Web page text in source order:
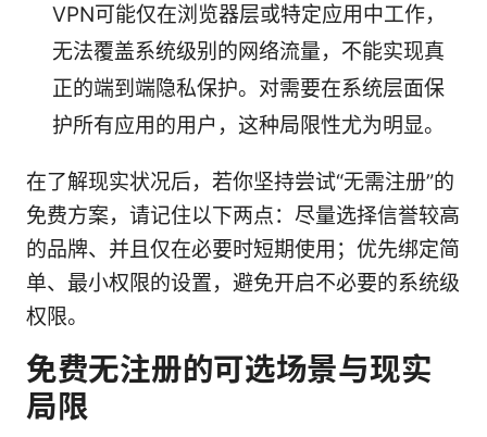
VPN可能仅在浏览器层或特定应用中工作，
无法覆盖系统级别的网络流量，不能实现真
正的端到端隐私保护。对需要在系统层面保
护所有应用的用户，这种局限性尤为明显。
在了解现实状况后，若你坚持尝试“无需注册”的
免费方案，请记住以下两点：尽量选择信誉较高
的品牌、并且仅在必要时短期使用；优先绑定简
单、最小权限的设置，避免开启不必要的系统级
权限。
免费无注册的可选场景与现实
局限